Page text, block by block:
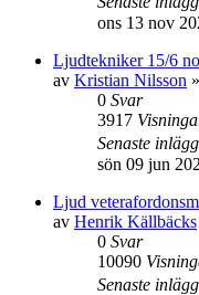
ons 13 nov
Ljudtekniker 15/6
av Kristian Nilsson »
0 Svar
3917
Senaste
sön 09 jun
Ljud
av Henrik Källbäcks
0 Svar
10090
Senaste